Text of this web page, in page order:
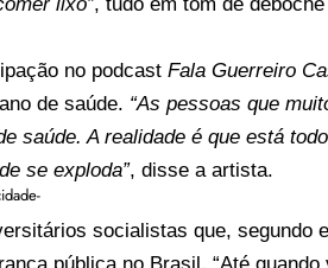
no podcast Fala Guerreiro
de saúde. “As pessoas que
saúde. A realidade é que está
se exploda”, disse a artista.
socialistas que, segundo